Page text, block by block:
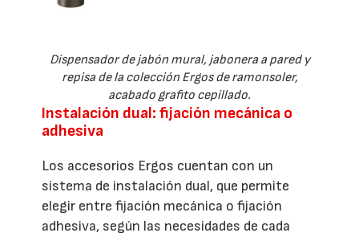
Dispensador de jabón mural, jabonera a pared y
repisa de la colección Ergos de ramonsoler,
acabado grafito cepillado.
Instalación dual: fijación mecánica o
adhesiva
Los accesorios Ergos cuentan con un
sistema de instalación dual, que permite
elegir entre fijación mecánica o fijación
adhesiva, según las necesidades de cada